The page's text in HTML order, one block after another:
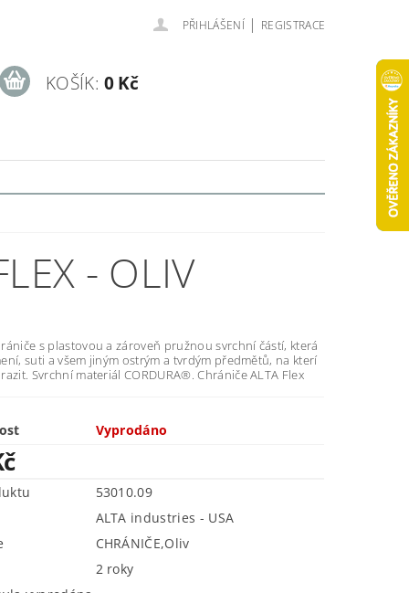
PŘIHLÁŠENÍ | REGISTRACE
KOŠÍK: 0 Kč
- OLIV
s plastovou a zároveň pružnou svrchní částí, která
suti a všem jiným ostrým a tvrdým předmětů, na kterí
Svrchní materiál CORDURA®. Chrániče ALTA Flex
Vyprodáno
53010.09
ALTA industries - USA
CHRÁNIČE,Oliv
2 roky